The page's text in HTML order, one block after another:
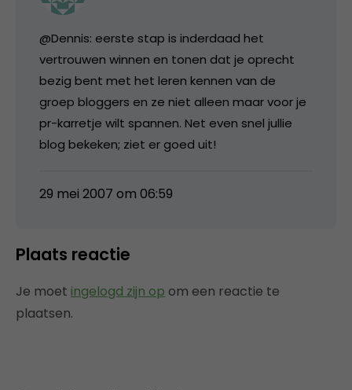
@Dennis: eerste stap is inderdaad het
vertrouwen winnen en tonen dat je oprecht
bezig bent met het leren kennen van de
groep bloggers en ze niet alleen maar voor je
pr-karretje wilt spannen. Net even snel jullie
blog bekeken; ziet er goed uit!
29 mei 2007 om 06:59
Plaats reactie
Je moet ingelogd zijn op om een reactie te
plaatsen.